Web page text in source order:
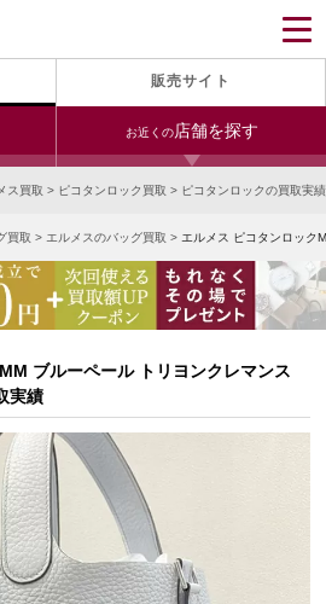
販売サイト
お近くの店舗を探す
間受付（対応時間10:00～19:00）
宅配買取を申し込む
無料の宅配キットをお届けします
今すぐ電話査定
受付時間 10:00～19:00
青山表参道店 新宿東口店
LAB東京 名古屋大須店
元町(三宮)店
ス買取 > ピコタンロック買取 > ピコタンロックの買取実績
買取 > エルメスのバッグ買取 > エルメス ピコタンロック
ブルーペール トリヨンクレマンス
実績